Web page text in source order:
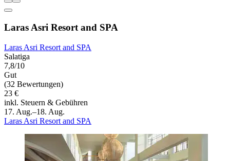
Laras Asri Resort and SPA
Laras Asri Resort and SPA
Salatiga
7,8/10
Gut
(32 Bewertungen)
23 €
inkl. Steuern & Gebühren
17. Aug.–18. Aug.
Laras Asri Resort and SPA